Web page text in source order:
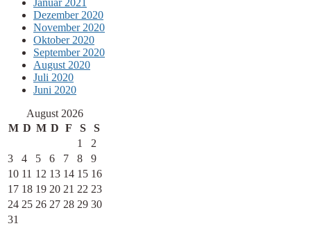
Dezember 2020
November 2020
Oktober 2020
September 2020
August 2020
Juli 2020
Juni 2020
August 2026
M D M D F S
S
1
2
3
4 5 6 7 8
9
10 11 12 13 14 15 16
17 18 19 20 21 22 23
24 25 26 27 28 29 30
31